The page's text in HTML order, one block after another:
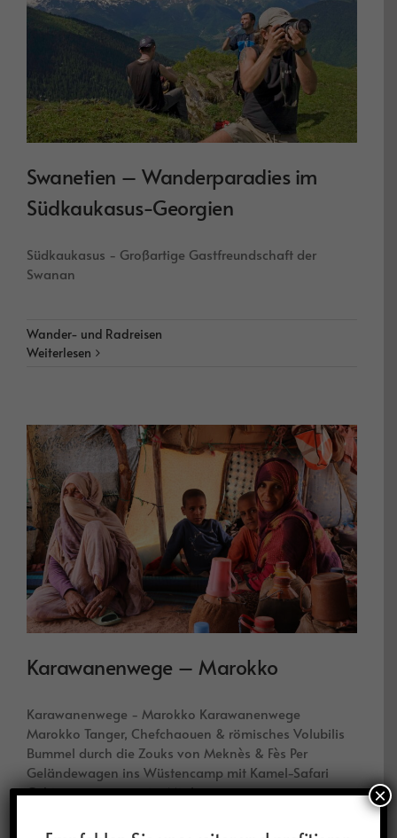
Swanetien – Wanderparadies im
Südkaukasus-Georgien
Südkaukasus - Großartige Gastfreundschaft der
Swanan
Wander- und Radreisen
Weiterlesen
Karawanenwege – Marokko
Karawanenwege - Marokko Karawanenwege
Marokko Tanger, Chefchaouen & römisches Volubilis
Bummel durch die Zouks von Meknès & Fès Per
Geländewagen ins Wüstencamp mit Kamel-Safari
Gebirgspanoramen im Mittleren
×